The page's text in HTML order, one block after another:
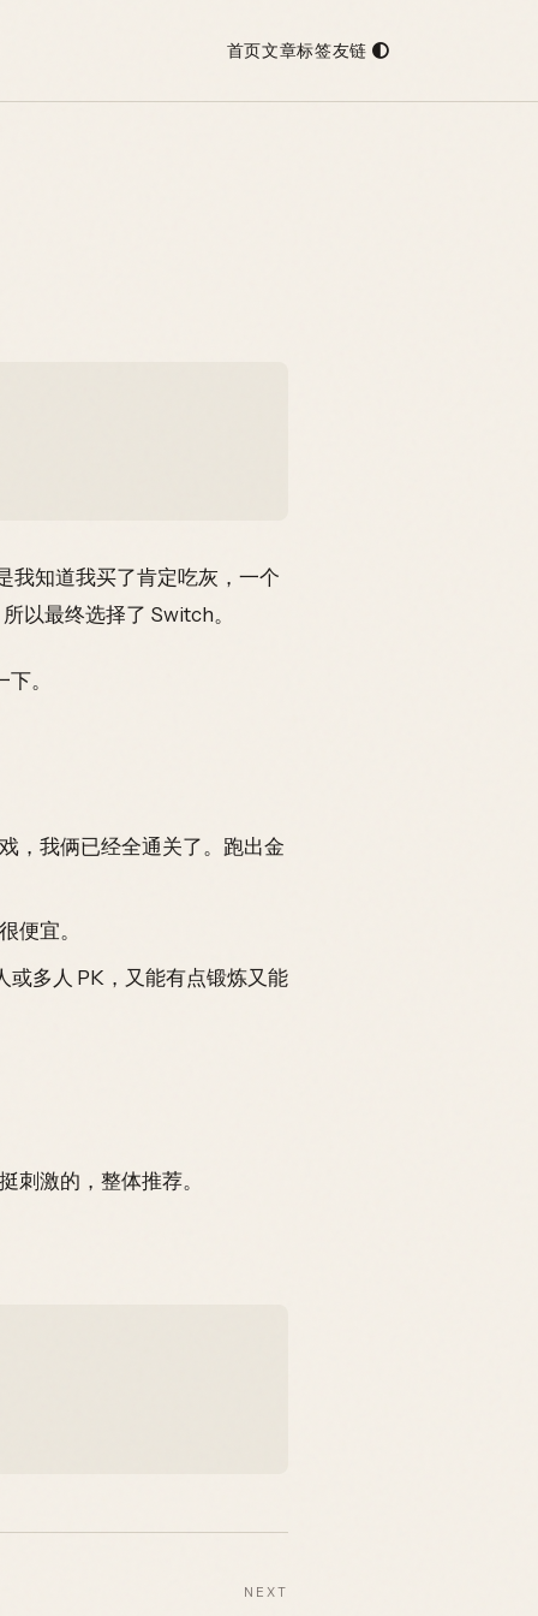
首页文章标签友链
我知道我买了肯定吃灰，一个
以最终选择了 Switch。
。
，我俩已经全通关了。跑出金
便宜。
多人 PK，又能有点锻炼又能
刺激的，整体推荐。
NEXT